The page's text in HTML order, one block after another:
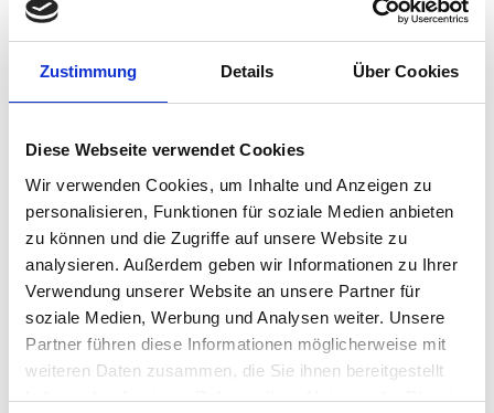
Zustimmung Details Über Cookies
Diese Webseite verwendet Cookies
Wir verwenden Cookies, um Inhalte und Anzeigen zu
personalisieren, Funktionen für soziale Medien anbieten
zu können und die Zugriffe auf unsere Website zu
analysieren. Außerdem geben wir Informationen zu Ihrer
Verwendung unserer Website an unsere Partner für
soziale Medien, Werbung und Analysen weiter. Unsere
Partner führen diese Informationen möglicherweise mit
weiteren Daten zusammen, die Sie ihnen bereitgestellt
haben oder die sie im Rahmen Ihrer Nutzung der Dienste
Product Details
Intel Atom x6413E (4C/4T, 1.5GHz up to 3.0GHz, 9W)
Recommended Resolution: 2 x 3840×2160 @60Hz
2 x DP + 1 x DP over USB-C